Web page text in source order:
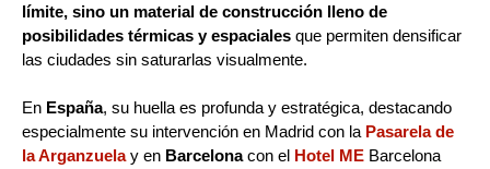
límite, sino un material de construcción lleno de
posibilidades térmicas y espaciales que permiten densificar
las ciudades sin saturarlas visualmente.
En España, su huella es profunda y estratégica, destacando
especialmente su intervención en Madrid con la Pasarela de
la Arganzuelay en Barcelonacon el Hotel ME Barcelona